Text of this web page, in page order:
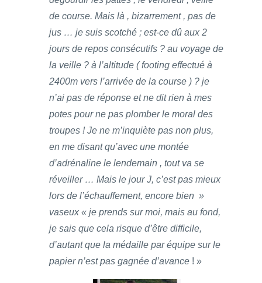
de course. Mais là , bizarrement , pas de
jus … je suis scotché ; est-ce dû aux 2
jours de repos consécutifs ? au voyage de
la veille ? à l’altitude ( footing effectué à
2400m vers l’arrivée de la course ) ? je
n’ai pas de réponse et ne dit rien à mes
potes pour ne pas plomber le moral des
troupes ! Je ne m’inquiète pas non plus,
en me disant qu’avec une montée
d’adrénaline le lendemain , tout va se
réveiller … Mais le jour J, c’est pas mieux
lors de l’échauffement, encore bien »
vaseux « je prends sur moi, mais au fond,
je sais que cela risque d’être difficile,
d’autant que la médaille par équipe sur le
papier n’est pas gagnée d’avance ! »